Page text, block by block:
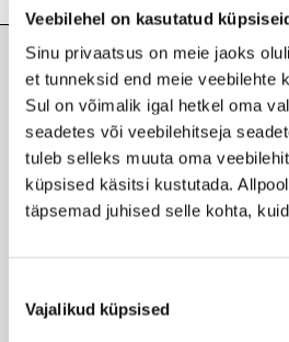
Veebilehel on kasutatud
Sinu privaatsus on meie jaoks
et tunneksid end meie veebilehte
Sul on võimalik igal hetkel oma
seadetes või veebilehitseja
tuleb selleks muuta oma
küpsised käsitsi kustutada.
täpsemad juhised selle kohta,
valik
Vajalikud küpsised
Spinosa Kernel Oil, Cetrimonium
Vegetable Protein PG-Propyl
Wheat Amino Acids, Lactic Acid,
Hyaluronate, PEG-40
Annuus Seed Extract, Glycerin,
Pseudoalteromonas Ferment
Triolein, Polysilicone-29, Silicone
PCA, Panthenol, Trideceth-12,
Phenoxyethanol,
Potassium Sorbate, Sodium
Laokood
H0204982
RibakoodViimati
IDHAIR